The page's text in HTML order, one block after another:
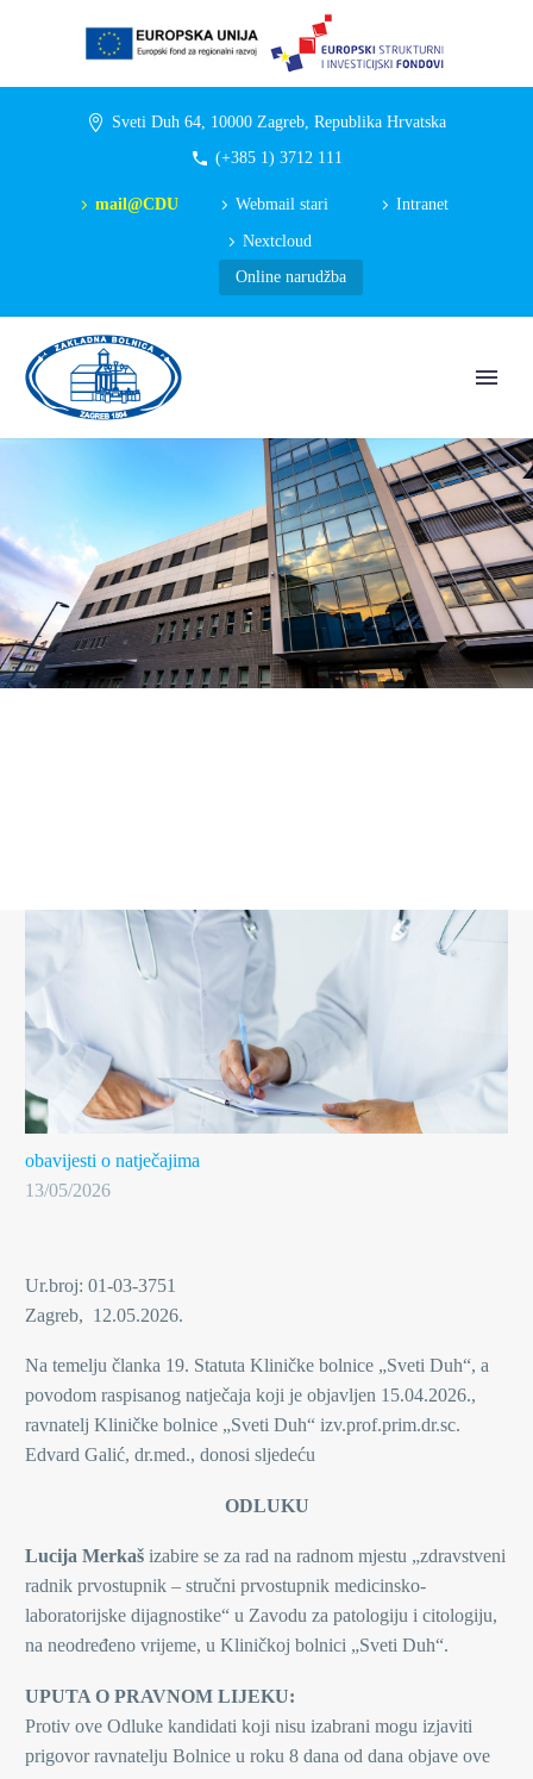
Sveti Duh 64, 10000 Zagreb, Republika Hrvatska
(+385 1) 3712 111
mail@CDU Webmail stari Intranet
Nextcloud
Online narudžba
obavijesti o natječajima
13/05/2026
Ur.broj: 01-03-3751
Zagreb, 12.05.2026.
Na temelju članka 19. Statuta Kliničke bolnice „Sveti Duh“, a
povodom raspisanog natječaja koji je objavljen 15.04.2026.,
ravnatelj Kliničke bolnice „Sveti Duh“ izv.prof.prim.dr.sc.
Edvard Galić, dr.med., donosi sljedeću
ODLUKU
Lucija Merkaš izabire se za rad na radnom mjestu „zdravstveni
radnik prvostupnik – stručni prvostupnik medicinsko-
laboratorijske dijagnostike“ u Zavodu za patologiju i citologiju,
na neodređeno vrijeme, u Kliničkoj bolnici „Sveti Duh“.
UPUTA O PRAVNOM LIJEKU:
Protiv ove Odluke kandidati koji nisu izabrani mogu izjaviti
prigovor ravnatelju Bolnice u roku 8 dana od dana objave ove